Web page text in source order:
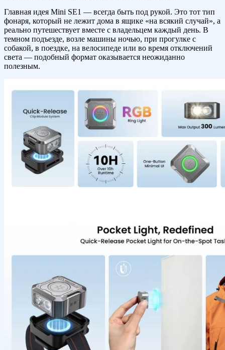
Главная идея Mini SE1 — всегда быть под рукой. Это тот тип
фонаря, который не лежит дома в ящике «на всякий случай», а
реально путешествует вместе с владельцем каждый день. В
темном подъезде, возле машины ночью, при прогулке с
собакой, в поездке, на велосипеде или во время отключений
света — подобный формат оказывается неожиданно
полезным.